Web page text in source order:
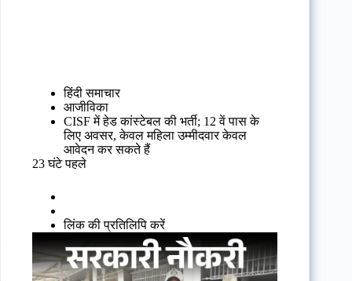
हिंदी समाचार
आजीविका
CISF में हेड कांस्टेबल की भर्ती; 12 वें पास के
लिए अवसर, केवल महिला उम्मीदवार केवल
आवेदन कर सकते हैं
23 घंटे पहले
लिंक की प्रतिलिपि करें